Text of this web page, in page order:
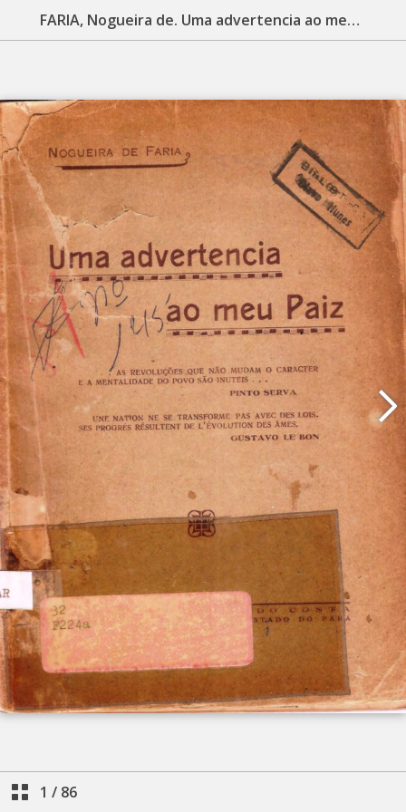
FARIA, Nogueira de. Uma advertencia ao meu paiz. Belém, PA: Instituto D. Macedo Costa, 1932. 98 p.
1 / 86